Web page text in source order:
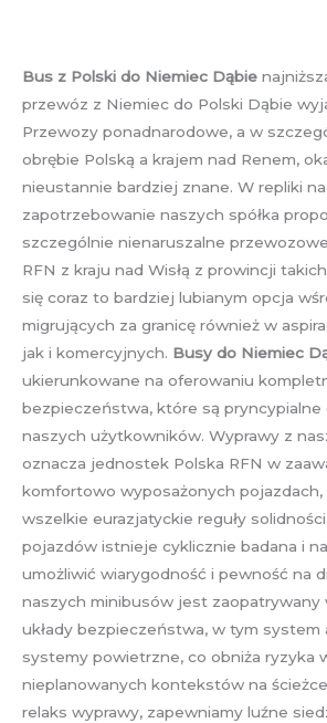
Bus z Polski do Niemiec Dąbie
przewóz z Niemiec do Polski Dąbie
Przewozy ponadnarodowe, a w
obrębie Polską a krajem nad Renem,
nieustannie bardziej znane. W repliki
zapotrzebowanie naszych spółka
szczególnie nienaruszalne
RFN z kraju nad Wisłą z prowincji
się coraz to bardziej lubianym opcja
migrujących za granicę również w
jak i komercyjnych. Busy do Niemiec
ukierunkowane na oferowaniu
bezpieczeństwa, które są pryncypialne
naszych użytkowników. Wyprawy z
oznacza jednostek Polska RFN w
komfortowo wyposażonych
wszelkie eurazjatyckie reguły
pojazdów istnieje cyklicznie badana i
umożliwić wiarygodność i pewność na
naszych minibusów jest zaopatrywany
układy bezpieczeństwa, w tym system
systemy powietrzne, co obniża ryzyka
nieplanowanych kontekstów na
relaks wyprawy, zapewniamy luźne